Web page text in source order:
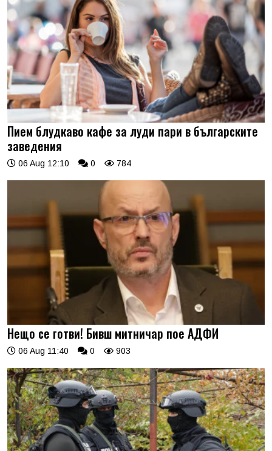
Пием блудкаво кафе за луди пари в българските
заведения
06 Aug 12:10 0 784
Нещо се готви! Бивш митничар пое АДФИ
06 Aug 11:40 0 903